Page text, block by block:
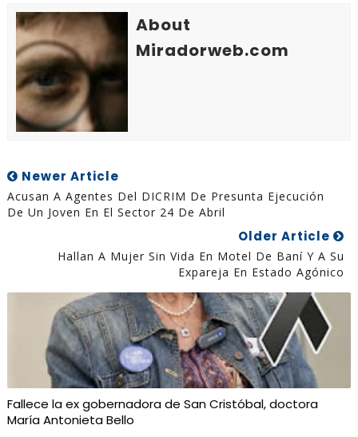
About
Miradorweb.com
Newer Article
Acusan A Agentes Del DICRIM De Presunta Ejecución
De Un Joven En El Sector 24 De Abril
Older Article
Hallan A Mujer Sin Vida En Motel De Baní Y A Su
Expareja En Estado Agónico
Fallece la ex gobernadora de San Cristóbal, doctora
María Antonieta Bello